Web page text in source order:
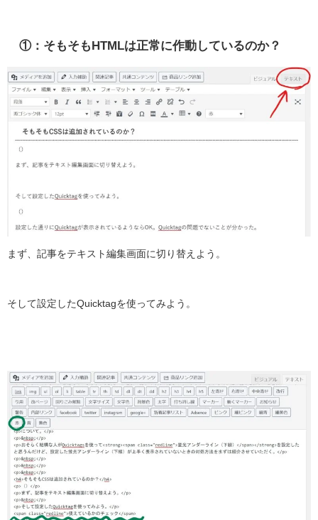
①：そもそもHTMLは正常に作動しているのか？
まず、記事をテキスト編集画面に切り替えよう。
そして設定したQuicktagを使ってみよう。